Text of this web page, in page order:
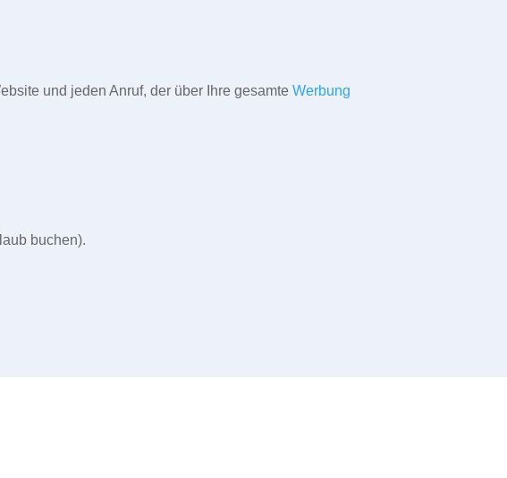
und jeden Anruf, der über Ihre gesamteWerbung
buchen).